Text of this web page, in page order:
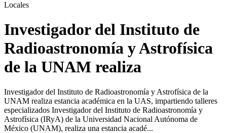
Locales
Investigador del Instituto de
Radioastronomía y Astrofísica
de la UNAM realiza
Investigador del Instituto de Radioastronomía y Astrofísica de la
UNAM realiza estancia académica en la UAS, impartiendo talleres
especializados Investigador del Instituto de Radioastronomía y
Astrofísica (IRyA) de la Universidad Nacional Autónoma de
México (UNAM), realiza una estancia acadé...